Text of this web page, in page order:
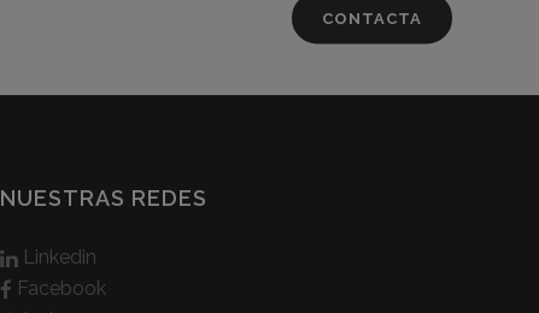
CONTACTA
NUESTRAS REDES
Linkedin
Facebook